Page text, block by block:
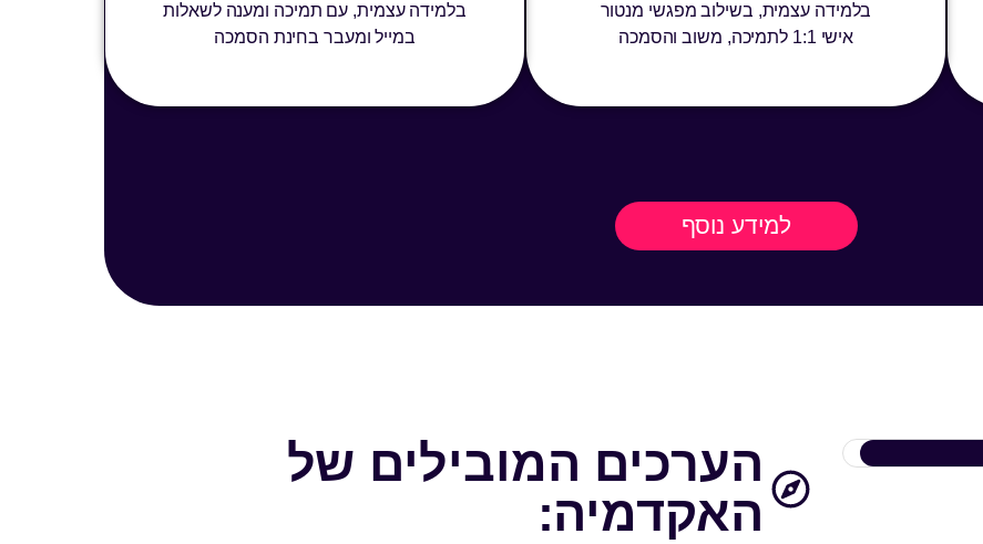
בלמידה עצמית, בשילוב מפגשי מנטור
אישי 1:1 לתמיכה, משוב והסמכה
בלמידה עצמית, עם תמיכה ומענה לשאלות
במייל ומעבר בחינת הסמכה
למידע נוסף
הערכים המובילים של
האקדמיה: